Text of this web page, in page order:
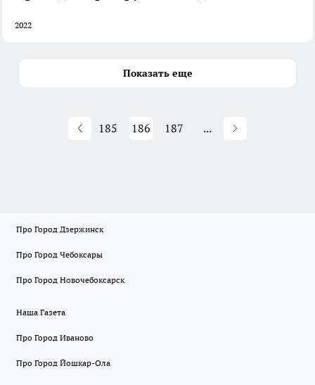
2022
Показать еще
185 186 187 ...
Про Город Дзержинск
Про Город Чебоксары
Про Город Новочебоксарск
Наша Газета
Про Город Иваново
Про Город Йошкар-Ола